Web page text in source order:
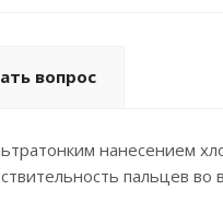
вопрос
нанесением
пальцев во